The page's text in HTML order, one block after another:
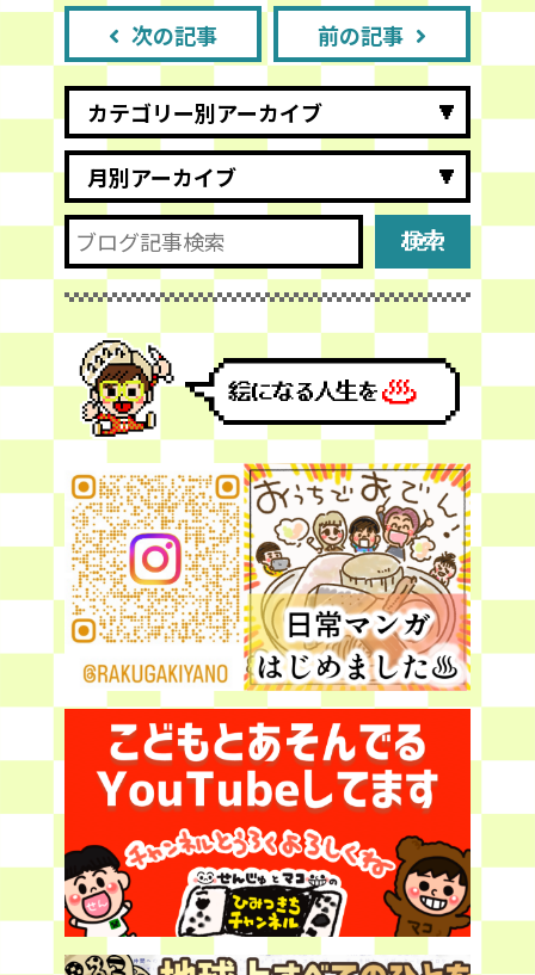
次の記事 前の記事